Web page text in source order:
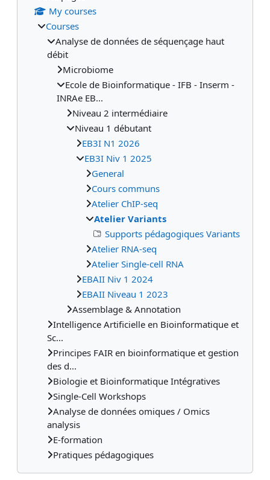
My courses
Courses
Analyse de données de séquençage haut
débit
Microbiome
Ecole de Bioinformatique - IFB - Inserm -
INRAe EB...
Niveau 2 intermédiaire
Niveau 1 débutant
EB3I N1 2026
EB3I Niv 1 2025
General
Cours communs
Atelier ChIP-seq
Atelier Variants
Supports pédagogiques Variants
Atelier RNA-seq
Atelier Single-cell RNA
EBAII Niv 1 2024
EBAII Niveau 1 2023
Assemblage & Annotation
Intelligence Artificielle en Bioinformatique et
Sc...
Principes FAIR en bioinformatique et gestion
des d...
Biologie et Bioinformatique Intégratives
Single-Cell Workshops
Analyse de données omiques / Omics
analysis
E-formation
Pratiques pédagogiques